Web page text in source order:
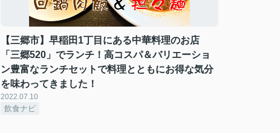
【三郷市】早稲田1丁目にある中華料理のお店
「三郷520」でランチ！高コスパ＆バリエーショ
ン豊富なランチセットで料理とともにお得な気分
を味わってきました！
2022.07.10
飲食ナビ